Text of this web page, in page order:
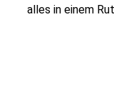
alles in einem